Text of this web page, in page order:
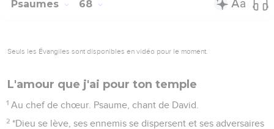
Psaumes 68
Seuls les Évangiles sont disponibles en vidéo pour le moment.
L'amour que j'ai pour ton temple
1 Au chef de chœur. Psaume, chant de David.
2 *Dieu se lève, ses ennemis se dispersent et ses adversaires